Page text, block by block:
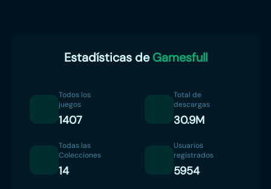
Estadísticas deGamesfull
Todos los
juegos
1407
Total de
descargas
30.9M
Todas las
Colecciones
14
Usuarios
registrados
5954